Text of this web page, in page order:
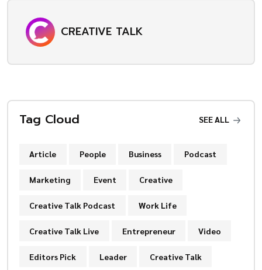
CREATIVE TALK
Tag Cloud SEE ALL
Article People Business Podcast
Marketing Event Creative
Creative Talk Podcast Work Life
Creative Talk Live Entrepreneur Video
Editors Pick Leader Creative Talk